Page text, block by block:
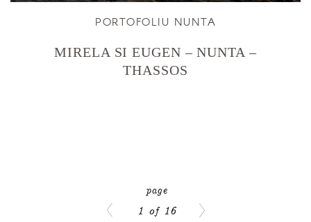
PORTOFOLIU NUNTA
MIRELA SI EUGEN – NUNTA –
THASSOS
1 of 16